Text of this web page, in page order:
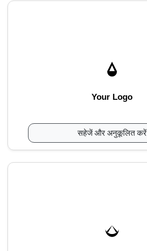
Your Logo
सहेजें और अनुकूलित करें